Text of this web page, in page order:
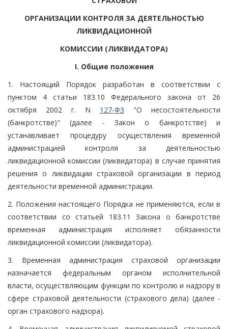
ОРГАНИЗАЦИИ КОНТРОЛЯ ЗА ДЕЯТЕЛЬНОСТЬЮ
ЛИКВИДАЦИОННОЙ
КОМИССИИ (ЛИКВИДАТОРА)
I. Общие положения
1. Настоящий Порядок разработан в соответствии с
пунктом 4 статьи 183.10 Федерального закона от 26
октября 2002 г. N 127-ФЗ "О несостоятельности
(банкротстве)" (далее - Закон о банкротстве) и
устанавливает процедуру осуществления временной
администрацией контроля за деятельностью
ликвидационной комиссии (ликвидатора) в случае принятия
решения о ликвидации страховой организации в период
деятельности временной администрации.
2. Положения настоящего Порядка не применяются, если в
соответствии со статьей 183.11 Закона о банкротстве
временная администрация исполняет обязанности
ликвидационной комиссии (ликвидатора).
3. Временная администрация страховой организации
назначается федеральным органом исполнительной
власти, осуществляющим функции по контролю и надзору в
сфере страховой деятельности (страхового дела) (далее -
орган страхового надзора).